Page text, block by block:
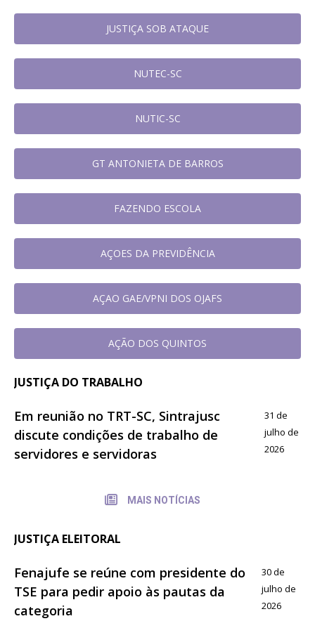
JUSTIÇA SOB ATAQUE
NUTEC-SC
NUTIC-SC
GT ANTONIETA DE BARROS
FAZENDO ESCOLA
AÇOES DA PREVIDÊNCIA
AÇAO GAE/VPNI DOS OJAFS
AÇÃO DOS QUINTOS
JUSTIÇA DO TRABALHO
Em reunião no TRT-SC, Sintrajusc
discute condições de trabalho de
servidores e servidoras
31 de
julho de
2026
MAIS NOTÍCIAS
JUSTIÇA ELEITORAL
Fenajufe se reúne com presidente do
TSE para pedir apoio às pautas da
categoria
30 de
julho de
2026